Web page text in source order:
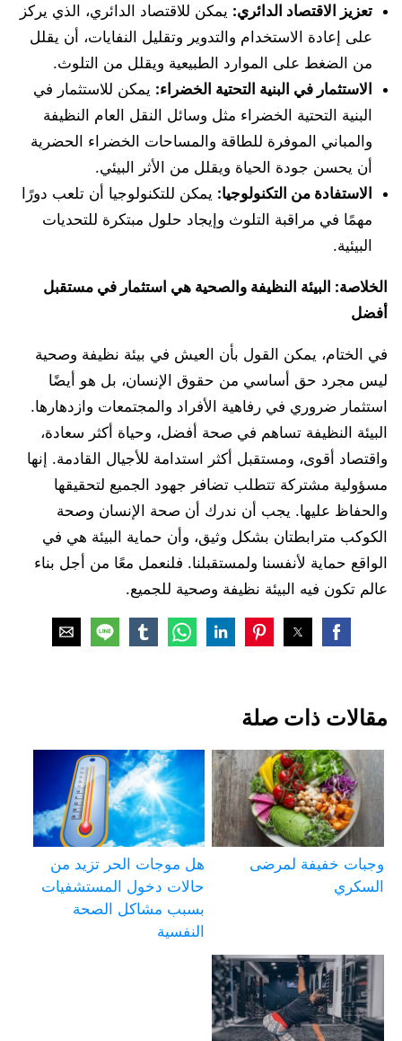
تعزيز الاقتصاد الدائري: يمكن للاقتصاد الدائري، الذي يركز
على إعادة الاستخدام والتدوير وتقليل النفايات، أن يقلل
من الضغط على الموارد الطبيعية ويقلل من التلوث.
الاستثمار في البنية التحتية الخضراء: يمكن للاستثمار في
البنية التحتية الخضراء مثل وسائل النقل العام النظيفة
والمباني الموفرة للطاقة والمساحات الخضراء الحضرية
أن يحسن جودة الحياة ويقلل من الأثر البيئي.
الاستفادة من التكنولوجيا: يمكن للتكنولوجيا أن تلعب دورًا
مهمًا في مراقبة التلوث وإيجاد حلول مبتكرة للتحديات
البيئية.
الخلاصة: البيئة النظيفة والصحية هي استثمار في مستقبل
أفضل
في الختام، يمكن القول بأن العيش في بيئة نظيفة وصحية
ليس مجرد حق أساسي من حقوق الإنسان، بل هو أيضًا
استثمار ضروري في رفاهية الأفراد والمجتمعات وازدهارها.
البيئة النظيفة تساهم في صحة أفضل، وحياة أكثر سعادة،
واقتصاد أقوى، ومستقبل أكثر استدامة للأجيال القادمة. إنها
مسؤولية مشتركة تتطلب تضافر جهود الجميع لتحقيقها
والحفاظ عليها. يجب أن ندرك أن صحة الإنسان وصحة
الكوكب مترابطتان بشكل وثيق، وأن حماية البيئة هي في
الواقع حماية لأنفسنا ولمستقبلنا. فلنعمل معًا من أجل بناء
عالم تكون فيه البيئة نظيفة وصحية للجميع.
مقالات ذات صلة
وجبات خفيفة لمرضى
السكري
هل موجات الحر تزيد من
حالات دخول المستشفيات
بسبب مشاكل الصحة
النفسية